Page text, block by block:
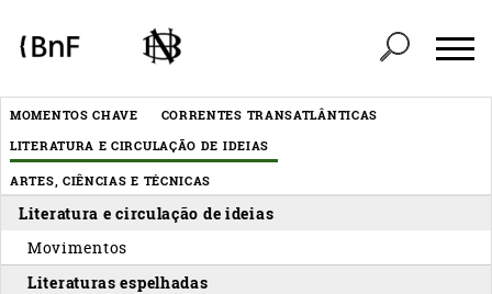
Menu
éditorial
MOMENTOS CHAVE
CORRENTES TRANSATLÂNTICAS
LITERATURA E CIRCULAÇÃO DE IDEIAS
ARTES, CIÊNCIAS E TÉCNICAS
Literatura e circulação de ideias
Movimentos
Literaturas espelhadas